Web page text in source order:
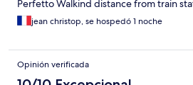
Perfetto Walkind distance from train
jean christop, se hospedó 1 noche
Opinión verificada